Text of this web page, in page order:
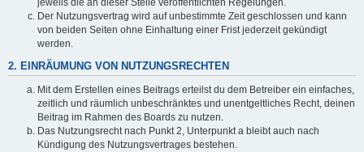
jeweils die an dieser Stelle veröffentlichten Regelungen.
Der Nutzungsvertrag wird auf unbestimmte Zeit geschlossen und kann
von beiden Seiten ohne Einhaltung einer Frist jederzeit gekündigt
werden.
2. EINRÄUMUNG VON NUTZUNGSRECHTEN
Mit dem Erstellen eines Beitrags erteilst du dem Betreiber ein einfaches,
zeitlich und räumlich unbeschränktes und unentgeltliches Recht, deinen
Beitrag im Rahmen des Boards zu nutzen.
Das Nutzungsrecht nach Punkt 2, Unterpunkt a bleibt auch nach
Kündigung des Nutzungsvertrages bestehen.